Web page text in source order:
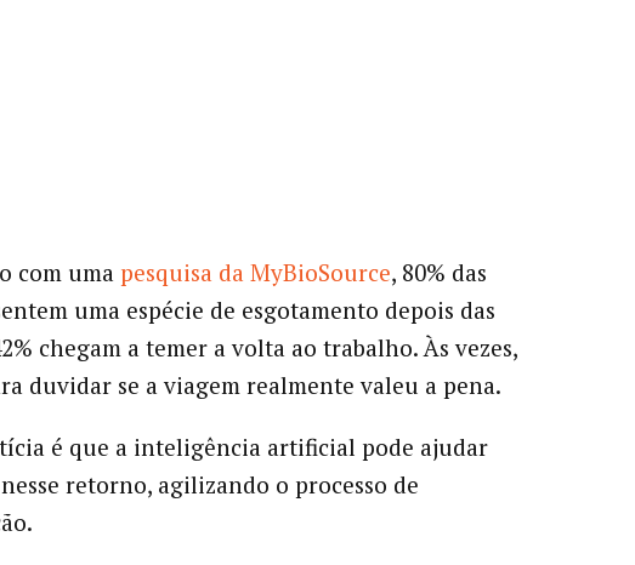
com uma pesquisa da MyBioSource, 80% das
uma espécie de esgotamento depois das
chegam a temer a volta ao trabalho. Às vezes,
duvidar se a viagem realmente valeu a pena.
é que a inteligência artificial pode ajudar
retorno, agilizando o processo de